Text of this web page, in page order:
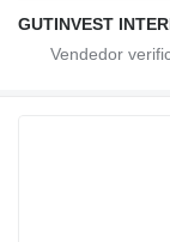
GUTINVEST